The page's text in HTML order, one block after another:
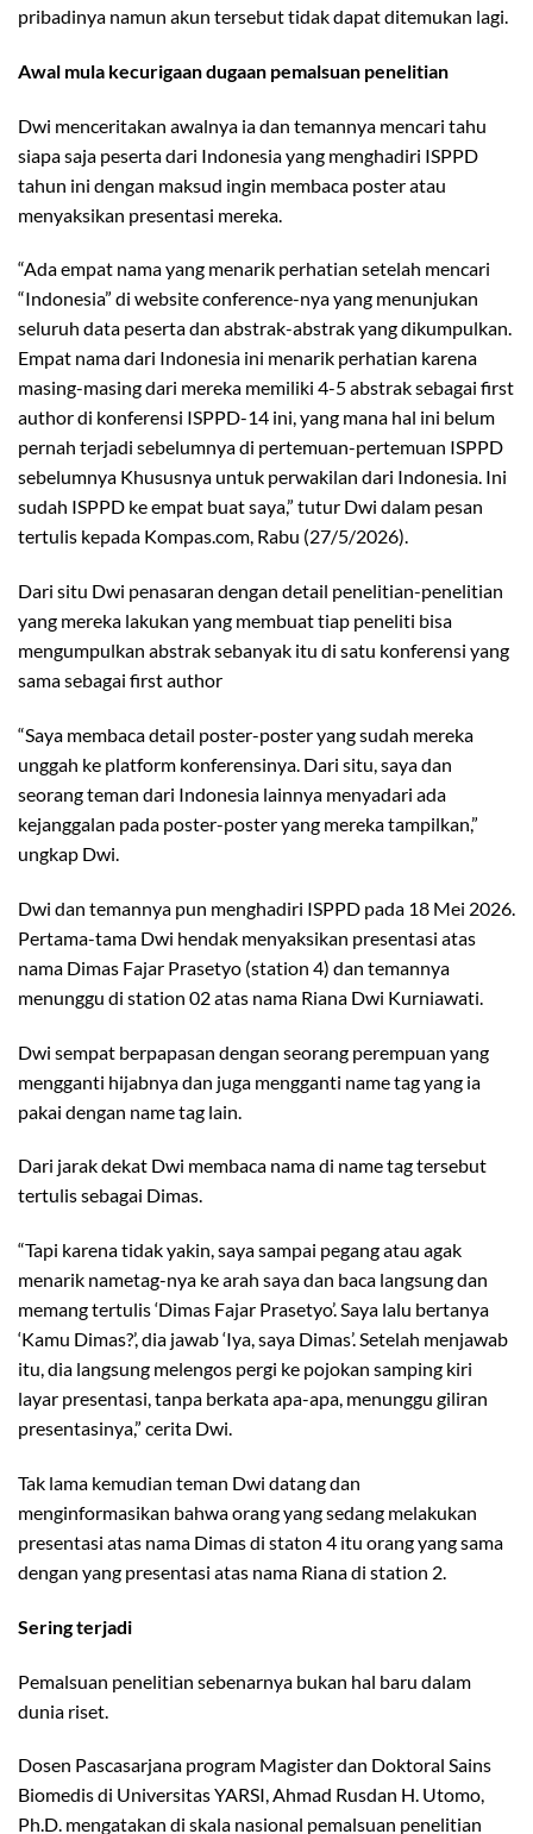
pribadinya namun akun tersebut tidak dapat ditemukan lagi.
Awal mula kecurigaan dugaan pemalsuan penelitian
Dwi menceritakan awalnya ia dan temannya mencari tahu
siapa saja peserta dari Indonesia yang menghadiri ISPPD
tahun ini dengan maksud ingin membaca poster atau
menyaksikan presentasi mereka.
“Ada empat nama yang menarik perhatian setelah mencari
“Indonesia” di website conference-nya yang menunjukan
seluruh data peserta dan abstrak-abstrak yang dikumpulkan.
Empat nama dari Indonesia ini menarik perhatian karena
masing-masing dari mereka memiliki 4-5 abstrak sebagai first
author di konferensi ISPPD-14 ini, yang mana hal ini belum
pernah terjadi sebelumnya di pertemuan-pertemuan ISPPD
sebelumnya Khususnya untuk perwakilan dari Indonesia. Ini
sudah ISPPD ke empat buat saya,” tutur Dwi dalam pesan
tertulis kepada Kompas.com, Rabu (27/5/2026).
Dari situ Dwi penasaran dengan detail penelitian-penelitian
yang mereka lakukan yang membuat tiap peneliti bisa
mengumpulkan abstrak sebanyak itu di satu konferensi yang
sama sebagai first author
“Saya membaca detail poster-poster yang sudah mereka
unggah ke platform konferensinya. Dari situ, saya dan
seorang teman dari Indonesia lainnya menyadari ada
kejanggalan pada poster-poster yang mereka tampilkan,”
ungkap Dwi.
Dwi dan temannya pun menghadiri ISPPD pada 18 Mei 2026.
Pertama-tama Dwi hendak menyaksikan presentasi atas
nama Dimas Fajar Prasetyo (station 4) dan temannya
menunggu di station 02 atas nama Riana Dwi Kurniawati.
Dwi sempat berpapasan dengan seorang perempuan yang
mengganti hijabnya dan juga mengganti name tag yang ia
pakai dengan name tag lain.
Dari jarak dekat Dwi membaca nama di name tag tersebut
tertulis sebagai Dimas.
“Tapi karena tidak yakin, saya sampai pegang atau agak
menarik nametag-nya ke arah saya dan baca langsung dan
memang tertulis ‘Dimas Fajar Prasetyo’. Saya lalu bertanya
‘Kamu Dimas?’, dia jawab ‘Iya, saya Dimas’. Setelah menjawab
itu, dia langsung melengos pergi ke pojokan samping kiri
layar presentasi, tanpa berkata apa-apa, menunggu giliran
presentasinya,” cerita Dwi.
Tak lama kemudian teman Dwi datang dan
menginformasikan bahwa orang yang sedang melakukan
presentasi atas nama Dimas di staton 4 itu orang yang sama
dengan yang presentasi atas nama Riana di station 2.
Sering terjadi
Pemalsuan penelitian sebenarnya bukan hal baru dalam
dunia riset.
Dosen Pascasarjana program Magister dan Doktoral Sains
Biomedis di Universitas YARSI, Ahmad Rusdan H. Utomo,
Ph.D. mengatakan di skala nasional pemalsuan penelitian